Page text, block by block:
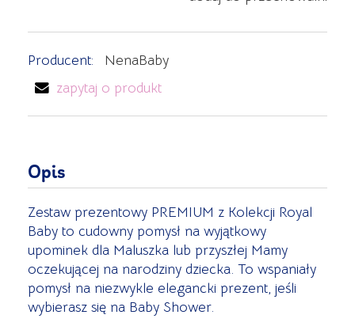
Producent:
NenaBaby
zapytaj o produkt
Opis
Zestaw prezentowy PREMIUM z Kolekcji Royal
Baby to cudowny pomysł na wyjątkowy
upominek dla Maluszka lub przyszłej Mamy
oczekującej na narodziny dziecka. To wspaniały
pomysł na niezwykle elegancki prezent, jeśli
wybierasz się na Baby Shower.